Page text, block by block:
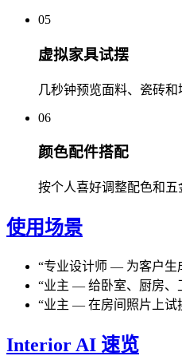
05
虚拟家具试摆
几秒钟预览面料、瓷砖和
06
颜色配件搭配
按个人喜好调整配色和五
使用场景
“专业设计师 — 为客户生
“业主 — 给卧室、厨房、
“业主 — 在房间照片上试
Interior AI 速览